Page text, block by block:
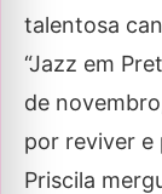
talentosa
“Jazz em
de
por reviver e
Priscila